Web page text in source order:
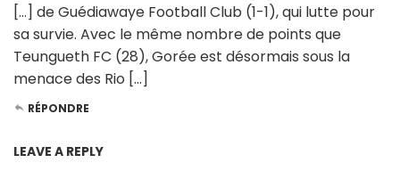
[…] de Guédiawaye Football Club (1-1), qui lutte pour
sa survie. Avec le même nombre de points que
Teungueth FC (28), Gorée est désormais sous la
menace des Rio […]
RÉPONDRE
LEAVE A REPLY